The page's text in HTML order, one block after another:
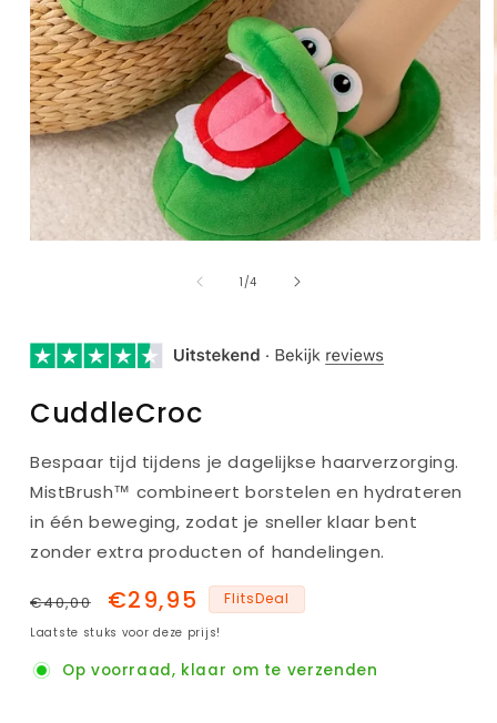
1 /van
4
CuddleCroc
Bespaar tijd tijdens je dagelijkse haarverzorging.
MistBrush™ combineert borstelen en hydrateren
in één beweging, zodat je sneller klaar bent
zonder extra producten of handelingen.
Normale
prijs
€40,00 Aanbiedingsprijs
€29,95 FlitsDeal
Laatste stuks voor deze prijs!
Op voorraad, klaar om te verzenden